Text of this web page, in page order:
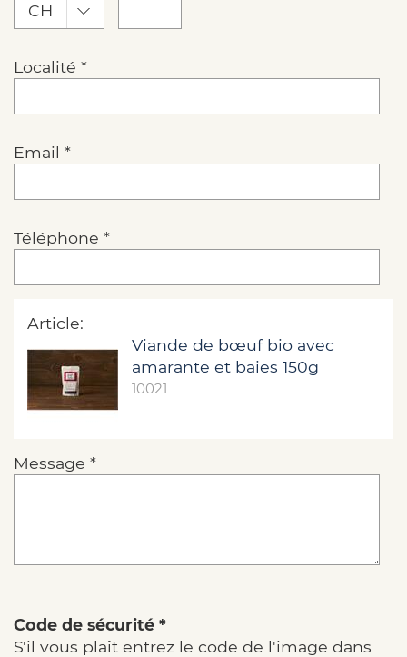
CH
Localité *
Email *
Téléphone *
Article:
Viande de bœuf bio avec
amarante et baies 150g
10021
Message *
Code de sécurité *
S'il vous plaît entrez le code de l'image dans